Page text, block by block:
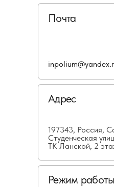
Почта
Адрес
197343, Россия,
Студенческая
ТК Ланской, 2
Режим работы